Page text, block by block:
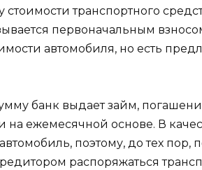
стоимости транспортного
первоначальным
автомобиля, но есть
банк выдает займ,
на ежемесячной основе. В
поэтому, до тех пор,
распоряжаться